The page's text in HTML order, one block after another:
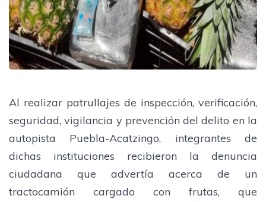
Al realizar patrullajes de inspección, verificación,
seguridad, vigilancia y prevención del delito en la
autopista Puebla-Acatzingo, integrantes de
dichas instituciones recibieron la denuncia
ciudadana que advertía acerca de un
tractocamión cargado con frutas, que